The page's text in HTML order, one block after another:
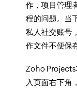
作，项目管理
程的问题。当
私人社交账号
作文件不便保
Zoho
入页面右下角